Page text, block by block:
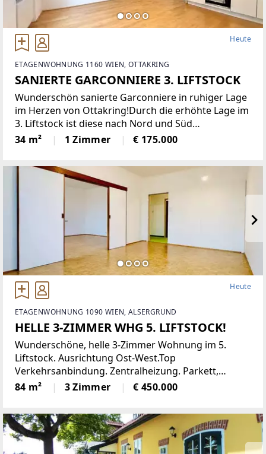
Heute
ETAGENWOHNUNG 1160 WIEN, OTTAKRING
SANIERTE GARCONNIERE 3. LIFTSTOCK
Wunderschön sanierte Garconniere in ruhiger Lage
im Herzen von Ottakring!Durch die erhöhte Lage im
3. Liftstock ist diese nach Nord und Süd
ausgerichtete Wohnung sehr hell und bietet eine
angenehme Wohnatmosphäre. Sie verfügt über
34 m² 1 Zimmer € 175.000
Heute
ETAGENWOHNUNG 1090 WIEN, ALSERGRUND
HELLE 3-ZIMMER WHG 5. LIFTSTOCK!
Wunderschöne, helle 3-Zimmer Wohnung im 5.
Liftstock. Ausrichtung Ost-West.Top
Verkehrsanbindung. Zentralheizung. Parkett,
Jalousien, Abstellraum. Kellerabteil.Diese
lichtdurchflutete Etagenwohnung bietet reichlich
84 m² 3 Zimmer € 450.000